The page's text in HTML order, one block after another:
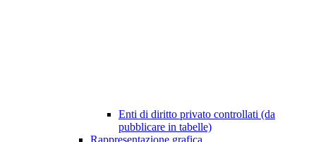
Enti di diritto privato controllati (da
pubblicare in tabelle)